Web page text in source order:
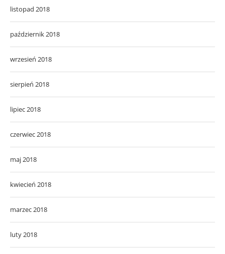
listopad 2018
październik 2018
wrzesień 2018
sierpień 2018
lipiec 2018
czerwiec 2018
maj 2018
kwiecień 2018
marzec 2018
luty 2018